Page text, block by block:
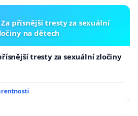
přísnější tresty za sexuální
na dětech
tresty za sexuální zločiny